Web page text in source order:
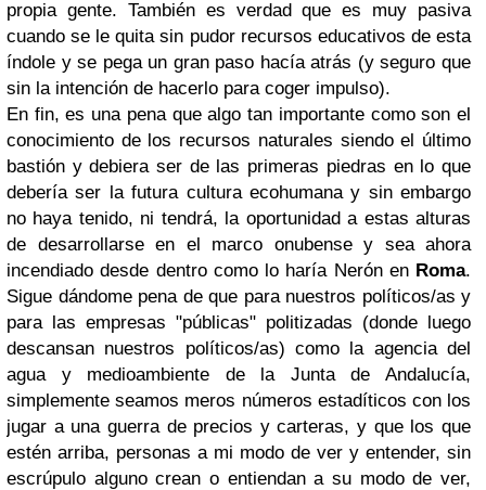
propia gente. También es verdad que es muy pasiva
cuando se le quita sin pudor recursos educativos de esta
índole y se pega un gran paso hacía atrás (y seguro que
sin la intención de hacerlo para coger impulso).
En fin, es una pena que algo tan importante como son el
conocimiento de los recursos naturales siendo el último
bastión y debiera ser de las primeras piedras en lo que
debería ser la futura cultura ecohumana y sin embargo
no haya tenido, ni tendrá, la oportunidad a estas alturas
de desarrollarse en el marco onubense y sea ahora
incendiado desde dentro como lo haría Nerón en Roma.
Sigue dándome pena de que para nuestros políticos/as y
para las empresas "públicas" politizadas (donde luego
descansan nuestros políticos/as) como la agencia del
agua y medioambiente de la Junta de Andalucía,
simplemente seamos meros números estadíticos con los
jugar a una guerra de precios y carteras, y que los que
estén arriba, personas a mi modo de ver y entender, sin
escrúpulo alguno crean o entiendan a su modo de ver,